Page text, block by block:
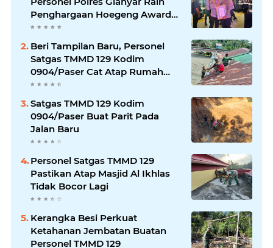
Penghargaan Hoegeng Awards
2026
Beri Tampilan Baru, Personel
Satgas TMMD 129 Kodim
0904/Paser Cat Atap Rumah
Marbot
Satgas TMMD 129 Kodim
0904/Paser Buat Parit Pada
Jalan Baru
Personel Satgas TMMD 129
Pastikan Atap Masjid Al Ikhlas
Tidak Bocor Lagi
Kerangka Besi Perkuat
Ketahanan Jembatan Buatan
Personel TMMD 129